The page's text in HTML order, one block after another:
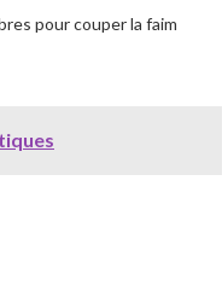
pour couper la faim